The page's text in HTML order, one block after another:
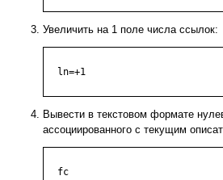
Увеличить на 1 поле числа ссылок:
  ln=+1
Вывести в текстовом формате
ассоциированного с текущим
  fc